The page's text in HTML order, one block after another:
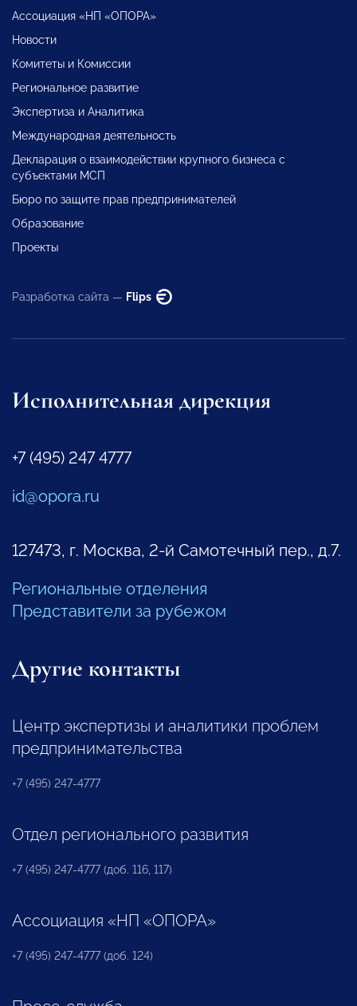
Ассоциация «НП «ОПОРА»
Новости
Комитеты и Комиссии
Региональное развитие
Экспертиза и Аналитика
Международная деятельность
Декларация о взаимодействии крупного бизнеса с
субъектами МСП
Бюро по защите прав предпринимателей
Образование
Проекты
Разработка сайта — Flips
Исполнительная дирекция
+7 (495) 247 4777
id@opora.ru
127473, г. Москва, 2-й Самотечный пер., д.7.
Региональные отделения
Представители за рубежом
Другие контакты
Центр экспертизы и аналитики проблем
предпринимательства
+7 (495) 247-4777
Отдел регионального развития
+7 (495) 247-4777 (доб. 116, 117)
Ассоциация «НП «ОПОРА»
+7 (495) 247-4777 (доб. 124)